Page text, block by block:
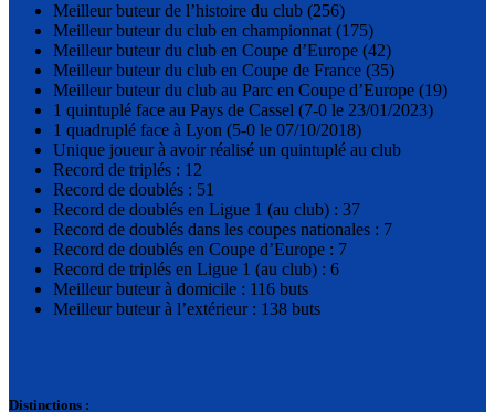
Meilleur buteur de l’histoire du club (256)
Meilleur buteur du club en championnat (175)
Meilleur buteur du club en Coupe d’Europe (42)
Meilleur buteur du club en Coupe de France (35)
Meilleur buteur du club au Parc en Coupe d’Europe (19)
1 quintuplé face au Pays de Cassel (7-0 le 23/01/2023)
1 quadruplé face à Lyon (5-0 le 07/10/2018)
Unique joueur à avoir réalisé un quintuplé au club
Record de triplés : 12
Record de doublés : 51
Record de doublés en Ligue 1 (au club) : 37
Record de doublés dans les coupes nationales : 7
Record de doublés en Coupe d’Europe : 7
Record de triplés en Ligue 1 (au club) : 6
Meilleur buteur à domicile : 116 buts
Meilleur buteur à l’extérieur : 138 buts
Distinctions :